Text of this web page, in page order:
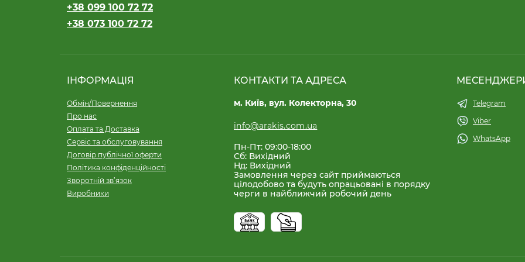
+38 099 100 72 72
+38 073 100 72 72
ІНФОРМАЦІЯ
Обмін/Повернення
Про нас
Оплата та Доставка
Сервіс та обслуговування
Договір публічної оферти
Політика конфіденційності
Зворотній зв’язок
Виробники
КОНТАКТИ ТА АДРЕСА
м. Київ, вул. Колекторна, 30
info@arakis.com.ua
Пн-Пт: 09:00-18:00
Сб: Вихідний
Нд: Вихідний
Замовлення через сайт приймаються
цілодобово та будуть опрацьовані в порядку
черги в найближчий робочий день
Telegram
Viber
WhatsApp